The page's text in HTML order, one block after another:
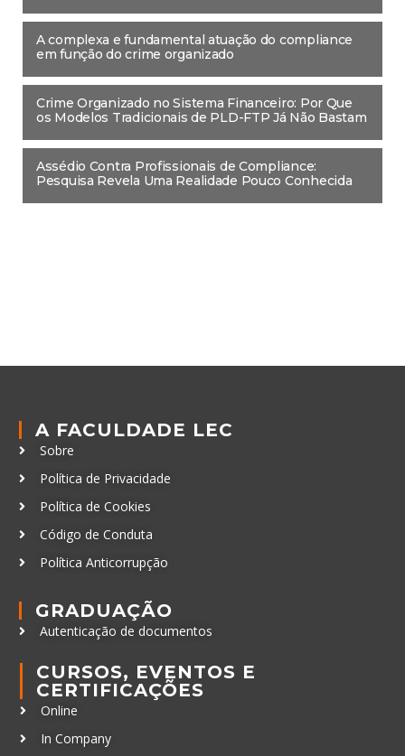
A complexa e fundamental atuação do compliance
em função do crime organizado
Crime Organizado no Sistema Financeiro: Por Que
os Modelos Tradicionais de PLD-FTP Já Não Bastam
Assédio Contra Profissionais de Compliance:
Pesquisa Revela Uma Realidade Pouco Conhecida
A FACULDADE LEC
Sobre
Política de Privacidade
Política de Cookies
Código de Conduta
Política Anticorrupção
GRADUAÇÃO
Autenticação de documentos
CURSOS, EVENTOS E
CERTIFICAÇÕES
Online
In Company